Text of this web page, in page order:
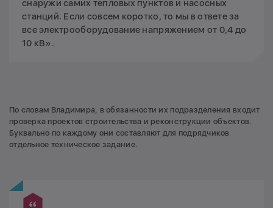
снаружи самих тепловых пунктов и насосных
станций. Если совсем коротко, то мы в ответе за
все электрооборудование напряжением от 0,4 до
10 кВ».
По словам Владимира, в обязанности их подразделения входит
проверка проектов строительства и реконструкции объектов.
Буквально по каждому они составляют для подрядчиков
отдельное техническое задание.